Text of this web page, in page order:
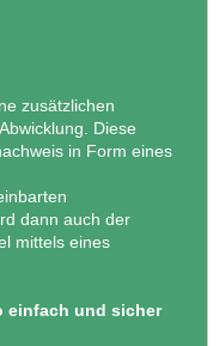
zusätzlichen
Diese
in Form eines
dann auch der
mittels eines
und sicher